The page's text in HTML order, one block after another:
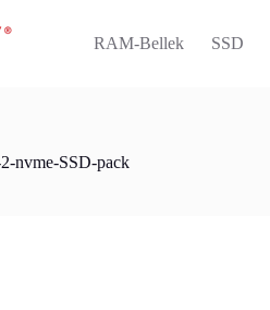
RAM-Bellek SSD
nvme-SSD-pack